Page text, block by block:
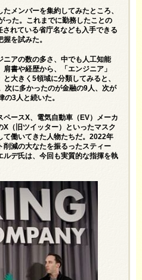
メンバーを集約してみたところ、
った。これまでに勤務したことの
れている省庁名なども入手できる
を試みた。
ニアの数の多さ、中でも人工知能
書や経歴から、「エンジニア」
と大きく5領域に分類してみると、
次に多かったのが金融の9人、次が
の3人と続いた。
ースX、電気自動車（EV）メーカ
（旧ツイッター）といったマスク
て働いてきた人物たちだ。2022年
削減の大なたを振るったスティー
ルデ氏は、今回も実質的な指揮を執